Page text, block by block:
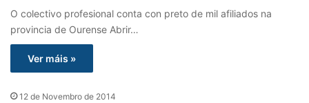
O colectivo profesional conta con preto de mil afiliados na
provincia de Ourense Abrir…
Ver máis »
12 de Novembro de 2014